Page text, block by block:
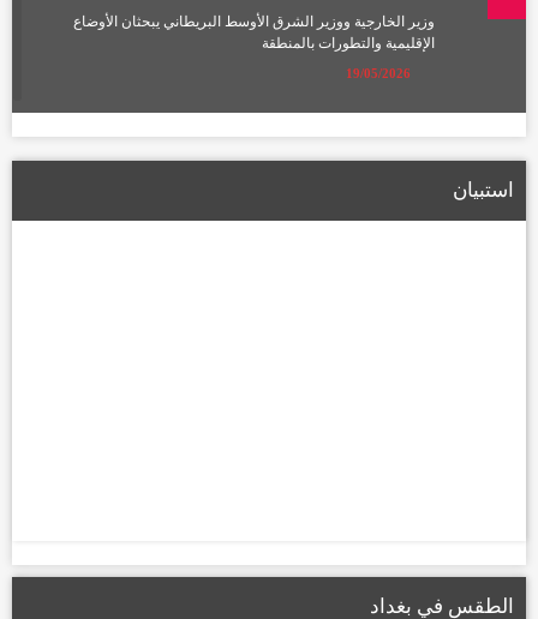
وزير الخارجية ووزير الشرق الأوسط البريطاني يبحثان الأوضاع
الإقليمية والتطورات بالمنطقة
19/05/2026
الإعمار تعلن تشكيل لجان لتعويض أصحاب الأراضي المتأثرة بمسار
الطريق الحلقي الرابع
استبيان
الطقس في بغداد